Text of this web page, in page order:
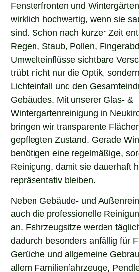
Fensterfronten und
wirklich hochwertig, wenn sie
sind. Schon nach kurzer Zeit
Regen, Staub, Pollen,
Umwelteinflüsse sichtbare
trübt nicht nur die Optik,
Lichteinfall und den
Gebäudes. Mit unserer Glas- &
Wintergartenreinigung in
bringen wir transparente
gepflegten Zustand. Gerade
benötigen eine regelmäßige,
Reinigung, damit sie dauerhaft
repräsentativ bleiben.
Neben Gebäude- und
auch die professionelle
an. Fahrzeugsitze werden
dadurch besonders anfällig für
Gerüche und allgemeine
allem Familienfahrzeuge,